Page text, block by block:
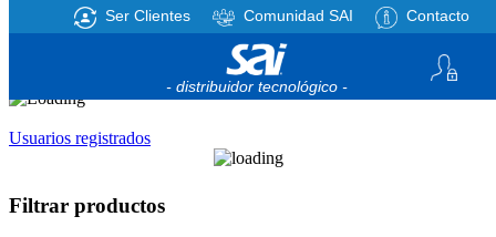
Ser Clientes Comunidad SAI Contacto
- distribuidor tecnológico -
Registro/Iniciar sesión
Usuarios registrados
Filtrar productos